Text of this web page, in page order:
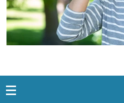
Snabblänkar